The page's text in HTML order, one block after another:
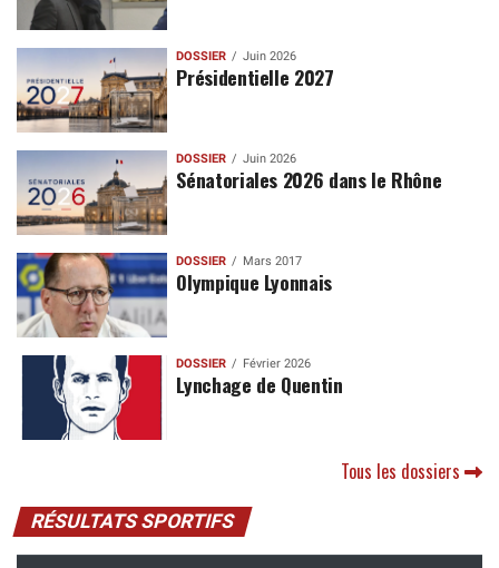
DOSSIER Juin 2026
Présidentielle 2027
DOSSIER Juin 2026
Sénatoriales 2026 dans le Rhône
DOSSIER Mars 2017
Olympique Lyonnais
DOSSIER Février 2026
Lynchage de Quentin
Tous les dossiers
RÉSULTATS SPORTIFS